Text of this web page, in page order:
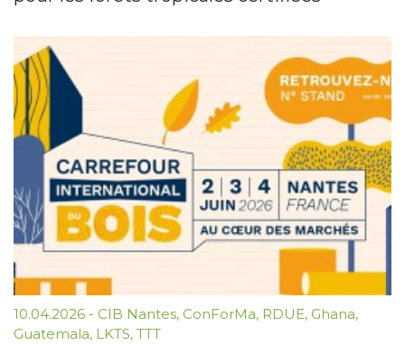
10.04.2026 - CIB Nantes, ConForMa, RDUE, Ghana,
Guatemala, LKTS, TTT